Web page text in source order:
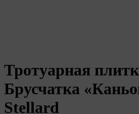
Тротуарная
Брусчатка
Stellard